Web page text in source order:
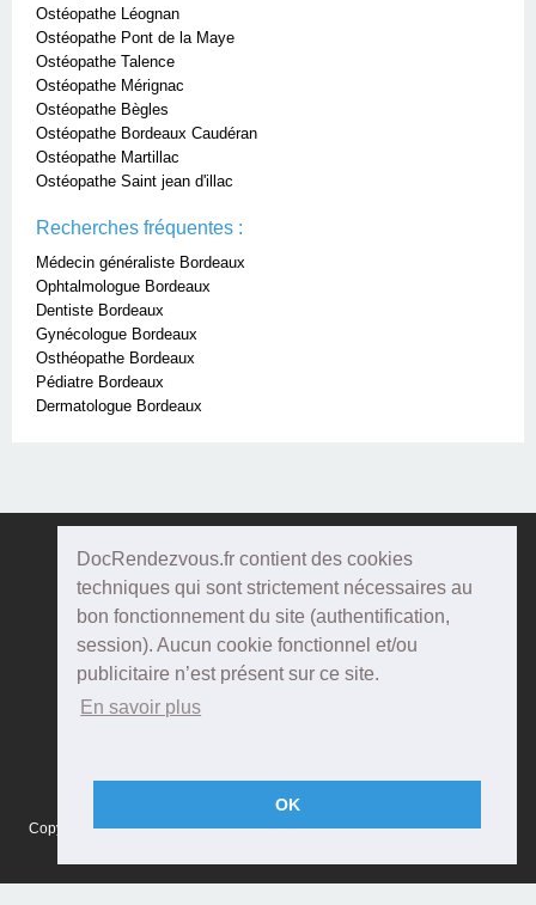
DocRendezvous.fr contient des cookies
techniques qui sont strictement nécessaires au
bon fonctionnement du site (authentification,
session). Aucun cookie fonctionnel et/ou
publicitaire n’est présent sur ce site.
En savoir plus
OK
Ostéopathe Léognan
Ostéopathe Pont de la Maye
Ostéopathe Talence
Ostéopathe Mérignac
Ostéopathe Bègles
Ostéopathe Bordeaux Caudéran
Ostéopathe Martillac
Ostéopathe Saint jean d'illac
Recherches fréquentes :
Médecin généraliste Bordeaux
Ophtalmologue Bordeaux
Dentiste Bordeaux
Gynécologue Bordeaux
Osthéopathe Bordeaux
Pédiatre Bordeaux
Dermatologue Bordeaux
DocRendezvous
Qui sommes-nous ?
Conditions Générales d'utilisation
Copyright © 2015 DOCRENDEZVOUS, tous droits réservés - CFTS 44 rue